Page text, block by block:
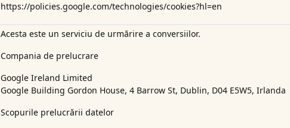
https://policies.google.com/technologies/cookies?hl=en
Acesta este un serviciu de urmărire a conversiilor.
Compania de prelucrare
Google Ireland Limited
Google Building Gordon House, 4 Barrow St, Dublin, D04 E5W5, Irlanda
Scopurile prelucrării datelor